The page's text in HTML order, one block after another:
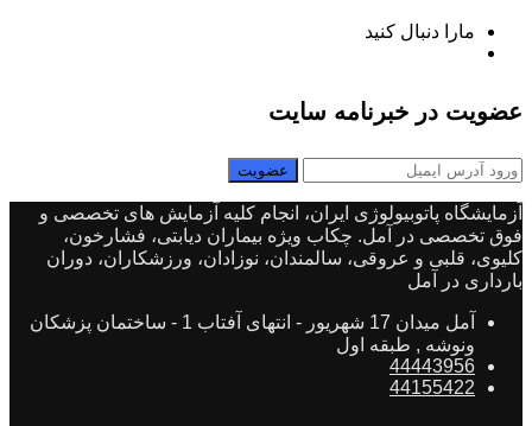
مارا دنبال کنید
عضویت در خبرنامه سایت
آزمایشگاه پاتوبیولوژی ایران، انجام کلیه آزمایش های تخصصی و
فوق تخصصی در آمل. چکاب ویژه بیماران دیابتی، فشارخون،
کلیوی، قلبی و عروقی، سالمندان، نوزادان، ورزشکاران، دوران
بارداری در آمل
آمل میدان 17 شهریور - انتهای آفتاب 1 - ساختمان پزشکان
ونوشه , طبقه اول
44443956
44155422